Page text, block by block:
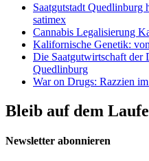
Saatgutstadt
satimex
Cannabis Legalisierung
Kalifornische Genetik:
Die Saatgutwirtschaft der
Quedlinburg
War on Drugs: Razzien
Bleib auf dem
Newsletter abonnieren